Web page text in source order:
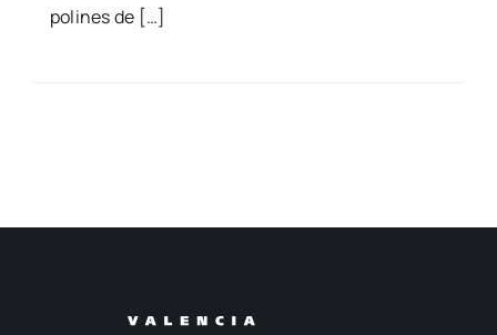
po­li­nes de […]